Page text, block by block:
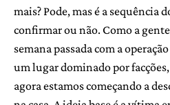
mais? Pode, mas é a sequência
confirmar ou não. Como a
semana passada com a
um lugar dominado por
agora estamos começando a